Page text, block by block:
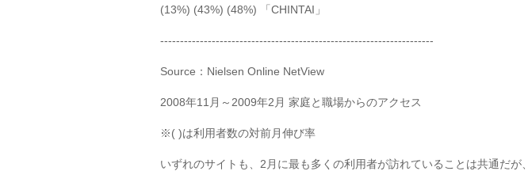
(13%) (43%) (48%) 「CHINTAI」
---------------------------------------------------------------------
Source：Nielsen Online NetView
2008年11月～2009年2月 家庭と職場からのアクセス
※( )は利用者数の対前月伸び率
いずれのサイトも、2月に最も多くの利用者が訪れていることは共通だが、